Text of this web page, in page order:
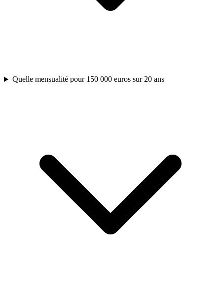
Quelle mensualité pour 150 000 euros sur 20 ans